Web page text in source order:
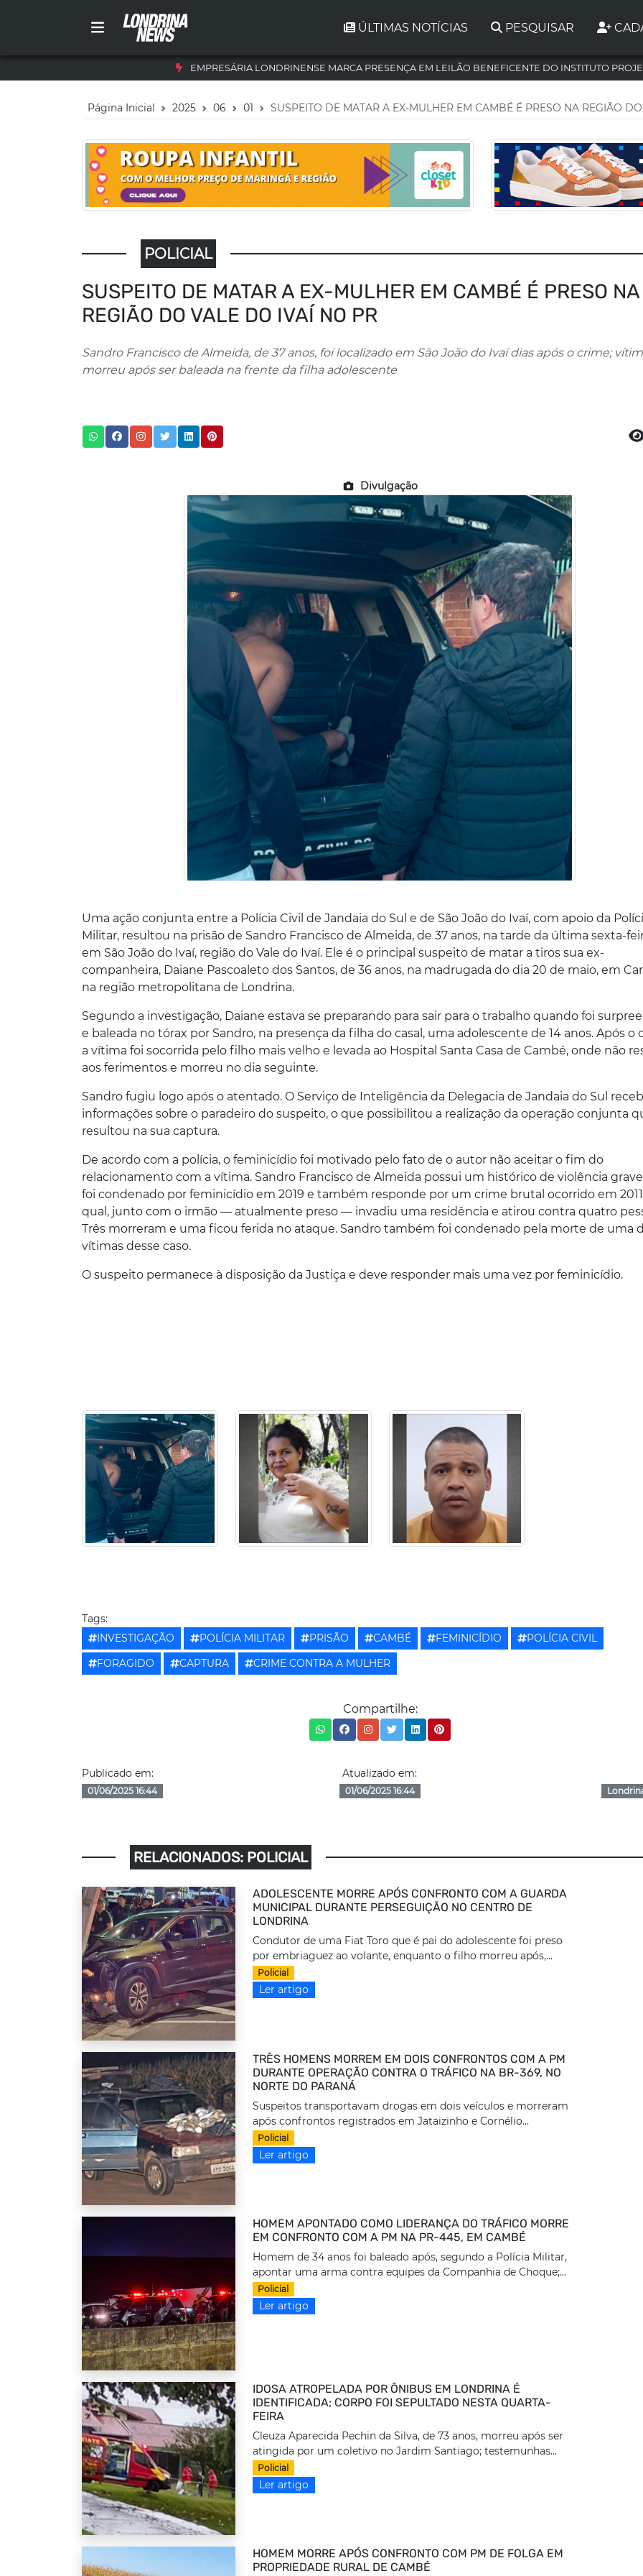
ÚLTIMAS NOTÍCIAS PESQUISAR
EMPRESÁRIA LONDRINENSE MARCA PRESENÇA EM LEILÃO BENEFICENTE DO INSTITUTO
Página Inicial 2025 06 01 SUSPEITO DE MATAR A EX-MULHER EM CAMBÉ É PRESO NA REGIÃO
POLICIAL
SUSPEITO DE MATAR A EX-MULHER EM CAMBÉ É PRESO NA
REGIÃO DO VALE DO IVAÍ NO PR
Sandro Francisco de Almeida, de 37 anos, foi localizado em São João do Ivaí dias após o crime;
morreu após ser baleada na frente da filha adolescente
Divulgação
Uma ação conjunta entre a Polícia Civil de Jandaia do Sul e de São João do Ivaí, com apoio da
Militar, resultou na prisão de Sandro Francisco de Almeida, de 37 anos, na tarde da última sexta-
em São João do Ivaí, região do Vale do Ivaí. Ele é o principal suspeito de matar a tiros sua ex-
companheira, Daiane Pascoaleto dos Santos, de 36 anos, na madrugada do dia 20 de maio, em
na região metropolitana de Londrina.
Segundo a investigação, Daiane estava se preparando para sair para o trabalho quando foi
e baleada no tórax por Sandro, na presença da filha do casal, uma adolescente de 14 anos. Após o
a vítima foi socorrida pelo filho mais velho e levada ao Hospital Santa Casa de Cambé, onde não
aos ferimentos e morreu no dia seguinte.
Sandro fugiu logo após o atentado. O Serviço de Inteligência da Delegacia de Jandaia do Sul
informações sobre o paradeiro do suspeito, o que possibilitou a realização da operação conjunta
resultou na sua captura.
De acordo com a polícia, o feminicídio foi motivado pelo fato de o autor não aceitar o fim do
relacionamento com a vítima. Sandro Francisco de Almeida possui um histórico de violência
foi condenado por feminicídio em 2019 e também responde por um crime brutal ocorrido em
qual, junto com o irmão — atualmente preso — invadiu uma residência e atirou contra quatro
Três morreram e uma ficou ferida no ataque. Sandro também foi condenado pela morte de uma
vítimas desse caso.
O suspeito permanece à disposição da Justiça e deve responder mais uma vez por feminicídio.
Tags:
INVESTIGAÇÃO
POLÍCIA MILITAR PRISÃO CAMBÉ FEMINICÍDIO
POLÍCIA CIVIL
FORAGIDO
CAPTURA CRIME CONTRA A MULHER
Compartilhe:
Publicado em:
01/06/2025 16:44
Atualizado em:
01/06/2025 16:44
RELACIONADOS: POLICIAL
ADOLESCENTE MORRE APÓS CONFRONTO COM A GUARDA
MUNICIPAL DURANTE PERSEGUIÇÃO NO CENTRO DE
LONDRINA
Condutor de uma Fiat Toro que é pai do adolescente foi preso
por embriaguez ao volante, enquanto o filho morreu após,...
Policial
Ler artigo
TRÊS HOMENS MORREM EM DOIS CONFRONTOS COM A PM
DURANTE OPERAÇÃO CONTRA O TRÁFICO NA BR-369, NO
NORTE DO PARANÁ
Suspeitos transportavam drogas em dois veículos e morreram
após confrontos registrados em Jataizinho e Cornélio...
Policial
Ler artigo
HOMEM APONTADO COMO LIDERANÇA DO TRÁFICO MORRE
EM CONFRONTO COM A PM NA PR-445, EM CAMBÉ
Homem de 34 anos foi baleado após, segundo a Polícia Militar,
apontar uma arma contra equipes da Companhia de Choque;...
Policial
Ler artigo
IDOSA ATROPELADA POR ÔNIBUS EM LONDRINA É
IDENTIFICADA; CORPO FOI SEPULTADO NESTA QUARTA-
FEIRA
Cleuza Aparecida Pechin da Silva, de 73 anos, morreu após ser
atingida por um coletivo no Jardim Santiago; testemunhas...
Policial
Ler artigo
HOMEM MORRE APÓS CONFRONTO COM PM DE FOLGA EM
PROPRIEDADE RURAL DE CAMBÉ